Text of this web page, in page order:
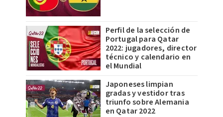
Perfil de la selección de
Portugal para Qatar
2022: jugadores, director
técnico y calendario en
el Mundial
Japoneses limpian
gradas y vestidor tras
triunfo sobre Alemania
en Qatar 2022